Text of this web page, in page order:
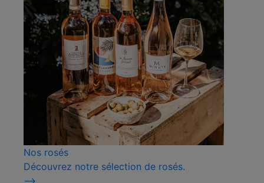
Nos rosés
Découvrez notre sélection de rosés.
⟶